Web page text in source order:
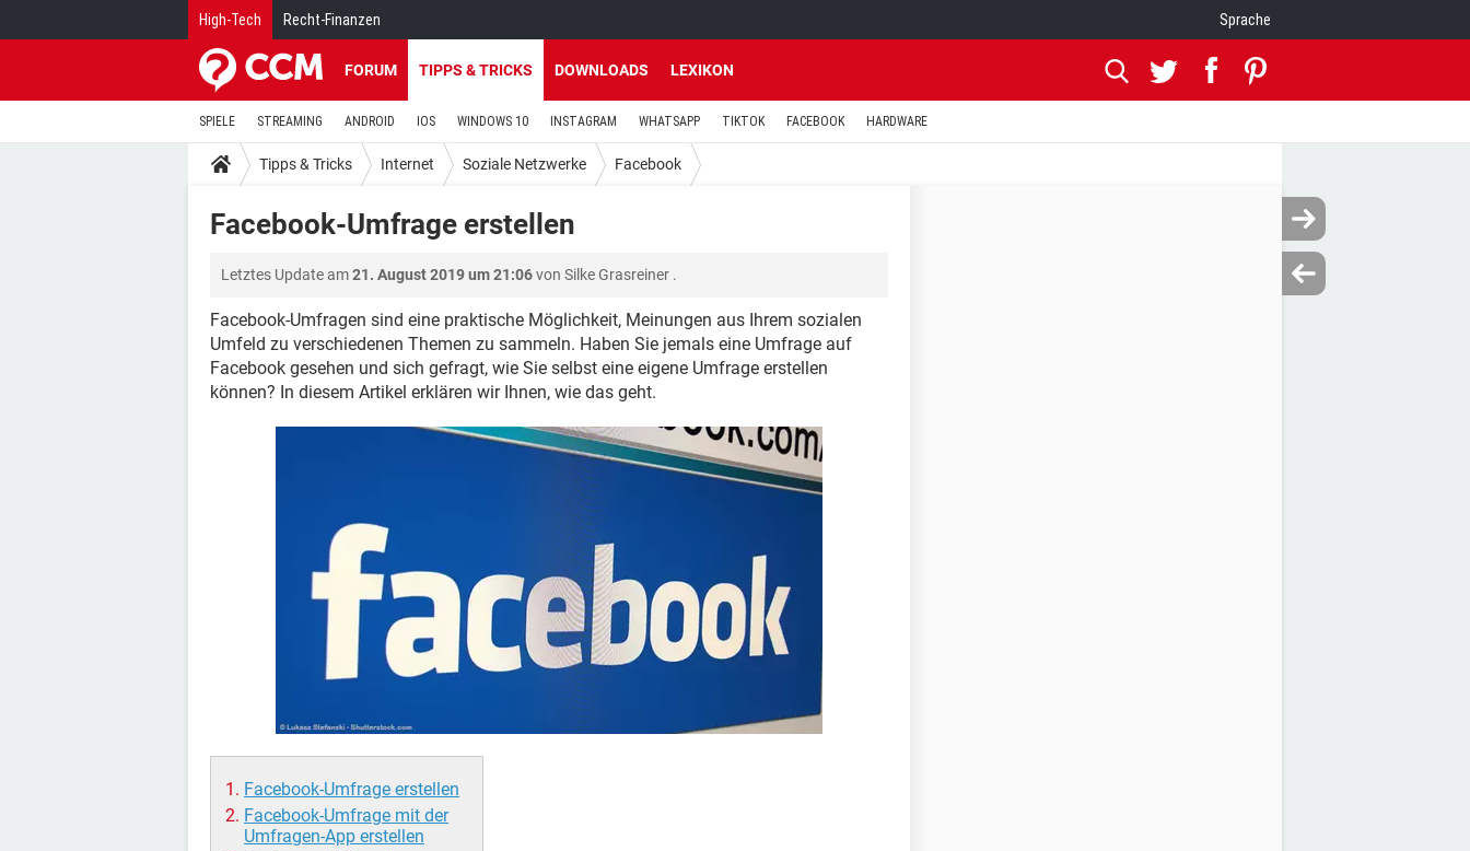
High-Tech Recht-Finanzen Sprache
FORUM TIPPS & TRICKS DOWNLOADS LEXIKON
SPIELE STREAMING ANDROID IOS WINDOWS 10 INSTAGRAM WHATSAPP TIKTOK FACEBOOK HARDWARE
Tipps & Tricks Internet Soziale Netzwerke Facebook
Facebook-Umfrage erstellen
Letztes Update am21. August 2019 um 21:06von Silke Grasreiner .
Facebook-Umfragen sind eine praktische Möglichkeit, Meinungen aus Ihrem sozialen
Umfeld zu verschiedenen Themen zu sammeln. Haben Sie jemals eine Umfrage auf
Facebook gesehen und sich gefragt, wie Sie selbst eine eigene Umfrage erstellen
können? In diesem Artikel erklären wir Ihnen, wie das geht.
Facebook-Umfrage erstellen
Facebook-Umfrage mit der
Umfragen-App erstellen